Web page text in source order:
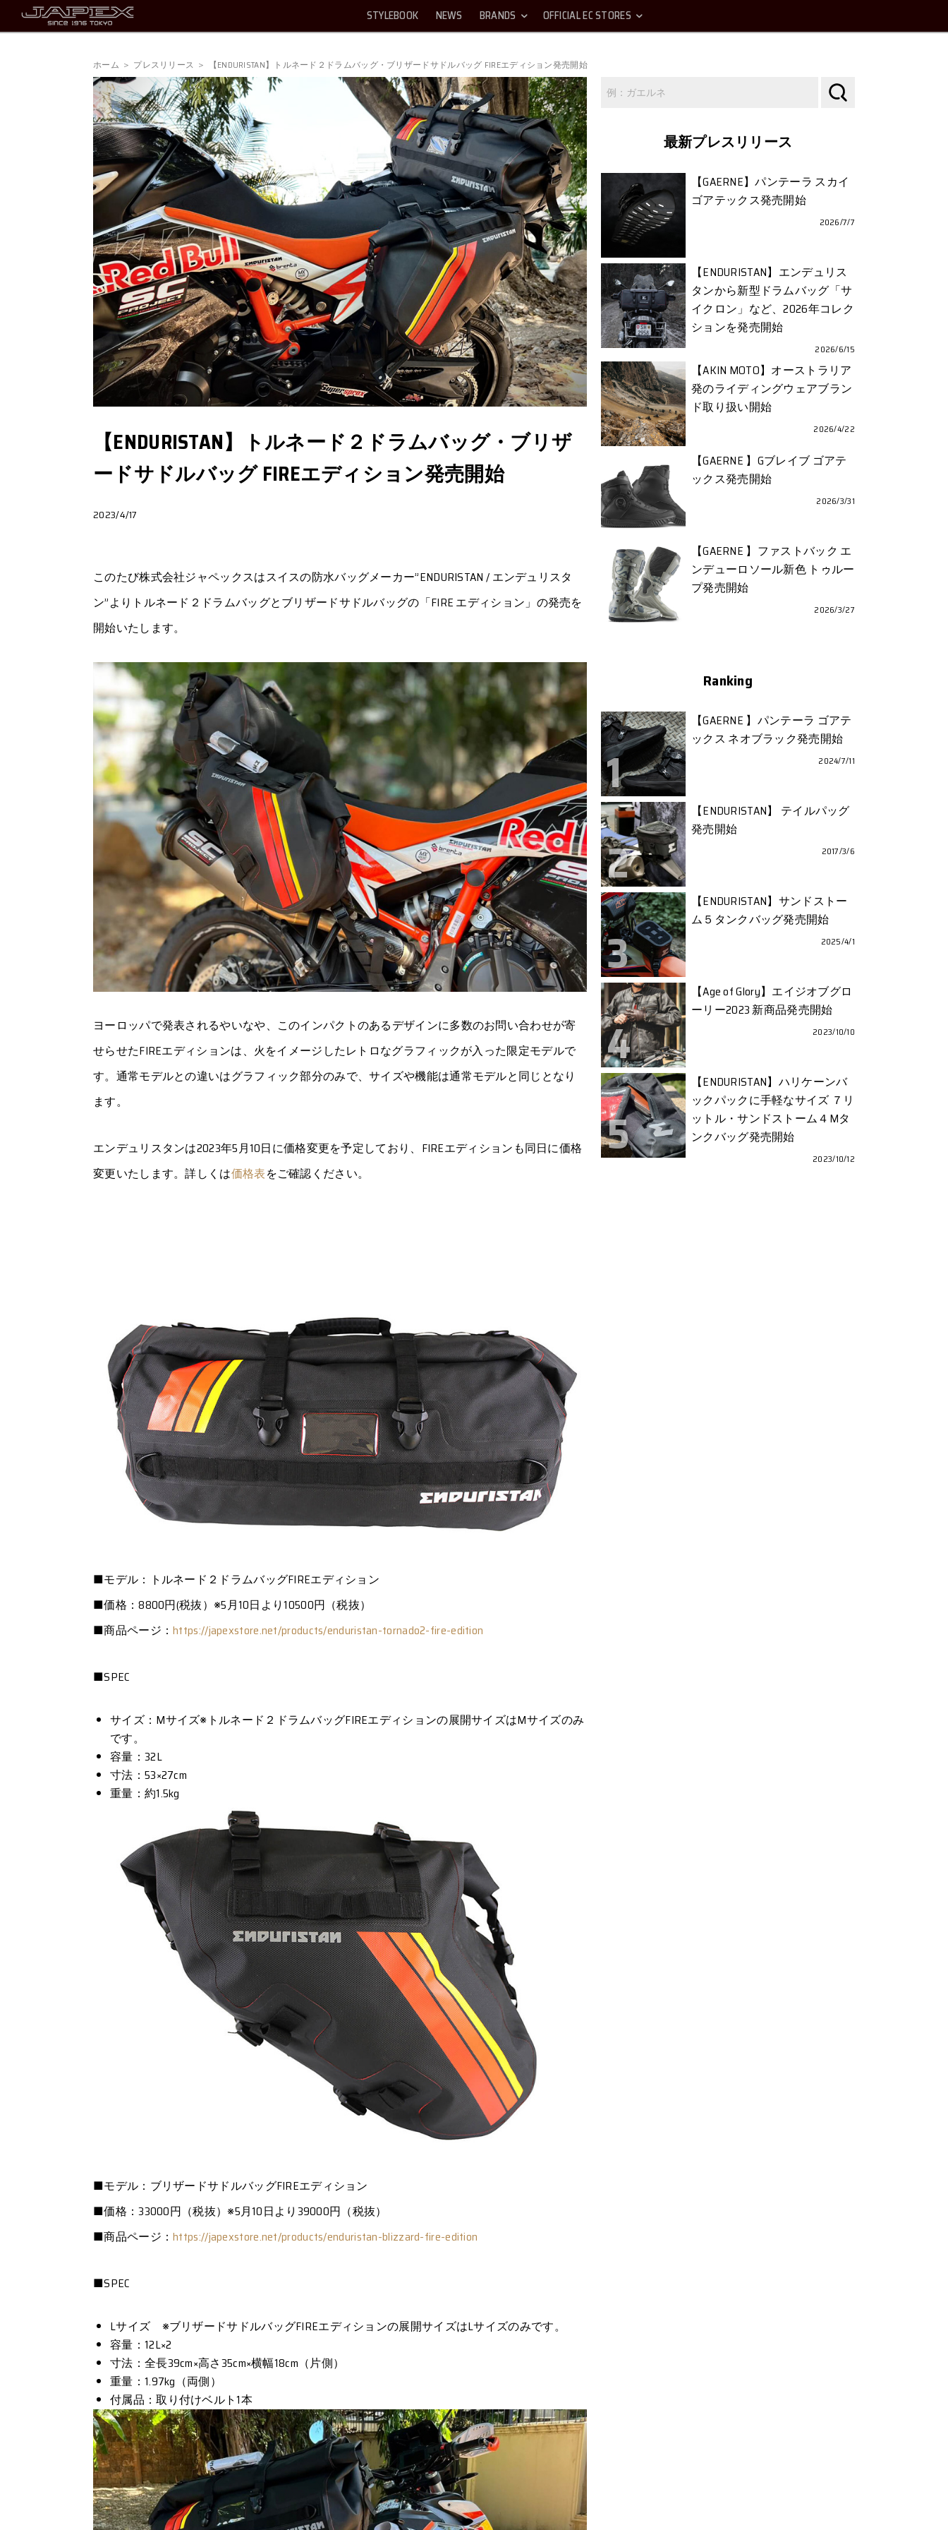
STYLEBOOK NEWS BRANDS OFFICIAL EC STORES
ホーム プレスリリース 【ENDURISTAN】トルネード２ドラムバッグ・ブリザードサドルバッグ FIREエディション発売開始
【ENDURISTAN】トルネード２ドラムバッグ・ブリザ
ードサドルバッグ FIREエディション発売開始
2023/4/17
このたび株式会社ジャペックスはスイスの防水バッグメーカー”ENDURISTAN / エンデュリスタ
ン”よりトルネード２ドラムバッグとブリザードサドルバッグの「FIRE エディション」の発売を
開始いたします。
ヨーロッパで発表されるやいなや、このインパクトのあるデザインに多数のお問い合わせが寄
せらせたFIREエディションは、火をイメージしたレトロなグラフィックが入った限定モデルで
す。通常モデルとの違いはグラフィック部分のみで、サイズや機能は通常モデルと同じとなり
ます。
エンデュリスタンは2023年5月10日に価格変更を予定しており、FIREエディションも同日に価格
変更いたします。詳しくは価格表をご確認ください。
■モデル：トルネード２ドラムバッグFIREエディション
■価格：8800円(税抜）※5月10日より10500円（税抜）
■商品ページ：https://japexstore.net/products/enduristan-tornado2-fire-edition
■SPEC
サイズ：Mサイズ※トルネード２ドラムバッグFIREエディションの展開サイズはMサイズのみ
です。
容量：32L
寸法：53×27cm
重量：約1.5kg
■モデル：ブリザードサドルバッグFIREエディション
■価格：33000円（税抜）※5月10日より39000円（税抜）
■商品ページ：https://japexstore.net/products/enduristan-blizzard-fire-edition
■SPEC
Lサイズ ※ブリザードサドルバッグFIREエディションの展開サイズはLサイズのみです。
容量：12L×2
寸法：全長39cm×高さ35cm×横幅18cm（片側）
重量：1.97kg（両側）
付属品：取り付けベルト1本
最新プレスリリース
【GAERNE】パンテーラ スカイ
ゴアテックス発売開始
2026/7/7
【ENDURISTAN】エンデュリス
タンから新型ドラムバッグ「サ
イクロン」など、2026年コレク
ションを発売開始
2026/6/15
【AKIN MOTO】オーストラリア
発のライディングウェアブラン
ド取り扱い開始
2026/4/22
【GAERNE 】Gブレイブ ゴアテ
ックス発売開始
2026/3/31
【GAERNE 】ファストバック エ
ンデューロソール新色 トゥルー
プ発売開始
2026/3/27
Ranking
【GAERNE 】パンテーラ ゴアテ
ックス ネオブラック発売開始
2024/7/11
【ENDURISTAN】 テイルパッグ
発売開始
2017/3/6
【ENDURISTAN】サンドストー
ム５タンクバッグ発売開始
2025/4/1
【Age of Glory】エイジオブグロ
ーリー2023 新商品発売開始
2023/10/10
【ENDURISTAN】ハリケーンバ
ックパックに手軽なサイズ ７リ
ットル・サンドストーム４Mタ
ンクバッグ発売開始
2023/10/12